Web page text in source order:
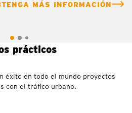
MÁS INFORMACIÓN
prácticos
éxito en todo el mundo proyectos
con el tráfico urbano.